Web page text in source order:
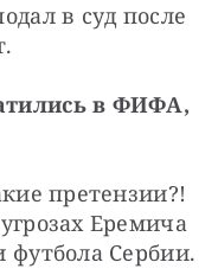
в суд после
в ФИФА,
претензии?!
Еремича
футбола Сербии.